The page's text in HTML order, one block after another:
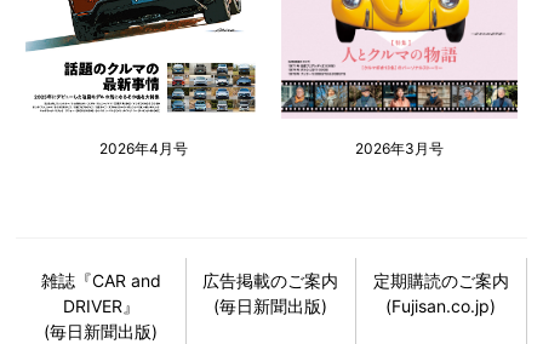
2026年4月号 2026年3月号
雑誌『CAR and
DRIVER』
(毎日新聞出版)
広告掲載のご案内
(毎日新聞出版)
定期購読のご案内
(Fujisan.co.jp)